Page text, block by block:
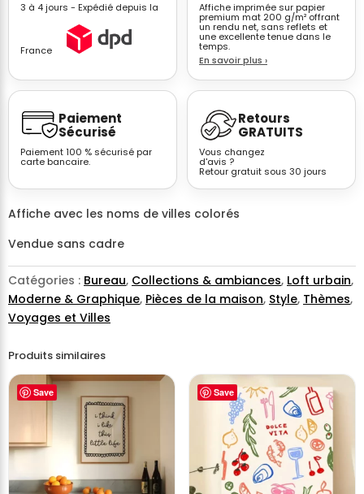
York
violet
dégradé
moderne
3 à 4 jours - Expédié depuis la
France
Affiche imprimée sur papier
premium mat 200 g/m² offrant
un rendu net, sans reflets et
une excellente tenue dans le
temps.
En savoir plus ›
Paiement
Sécurisé
Paiement 100 % sécurisé par
carte bancaire.
Retours
GRATUITS
Vous changez
d'avis ?
Retour gratuit sous 30 jours
Affiche avec les noms de villes colorés
Vendue sans cadre
Catégories : Bureau, Collections & ambiances, Loft urbain,
Moderne & Graphique, Pièces de la maison, Style, Thèmes,
Voyages et Villes
Produits similaires
Save Save